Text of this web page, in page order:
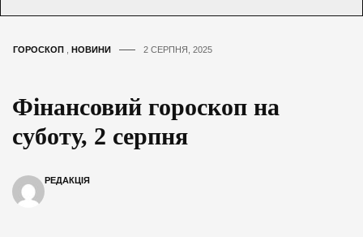
ГОРОСКОП НОВИНИ 2 СЕРПНЯ, 2025
Фінансовий гороскоп на
суботу, 2 серпня
РЕДАКЦІЯ